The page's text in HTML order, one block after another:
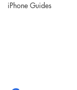
iPhone Guides